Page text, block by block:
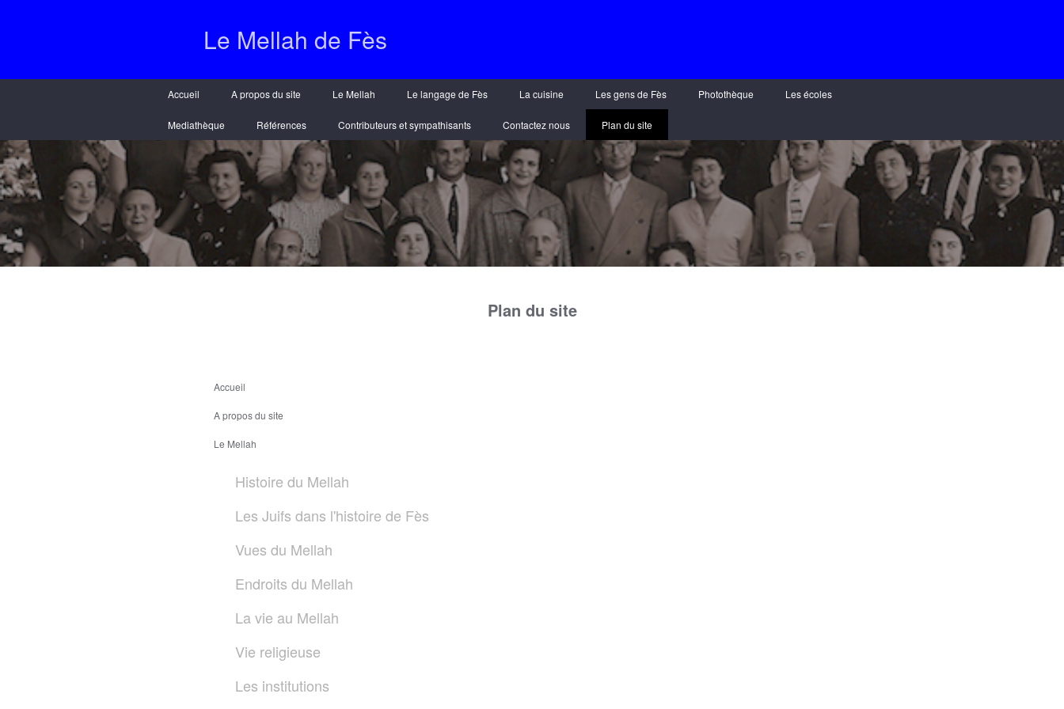
Le Mellah de Fès
Accueil A propos du site Le Mellah Le langage de Fès La cuisine Les gens de Fès Photothèque Les écoles
Mediathèque Références Contributeurs et sympathisants Contactez nous Plan du site
Plan du site
Accueil
A propos du site
Le Mellah
Histoire du Mellah
Les Juifs dans l'histoire de Fès
Vues du Mellah
Endroits du Mellah
La vie au Mellah
Vie religieuse
Les institutions